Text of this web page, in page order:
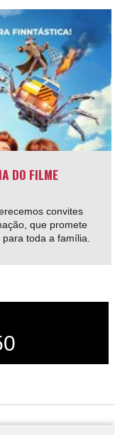
DO FILME
convites
que promete
toda a família.